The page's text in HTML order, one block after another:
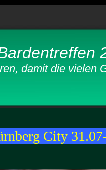
damit die vielen
City